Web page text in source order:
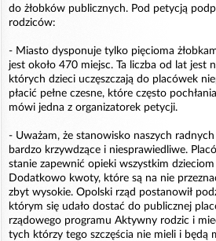
do żłobków publicznych. Pod petycją
rodziców:
- Miasto dysponuje tylko pięcioma
jest około 470 miejsc. Ta liczba od lat jest
których dzieci uczęszczają do placówek
płacić pełne czesne, które często
mówi jedna z organizatorek petycji.
- Uważam, że stanowisko naszych
bardzo krzywdzące i niesprawiedliwe.
stanie zapewnić opieki wszystkim
Dodatkowo kwoty, które są na nie
zbyt wysokie. Opolski rząd postanowił
którym się udało dostać do publicznej
rządowego programu Aktywny rodzic i
tych którzy tego szczęścia nie mieli i będą